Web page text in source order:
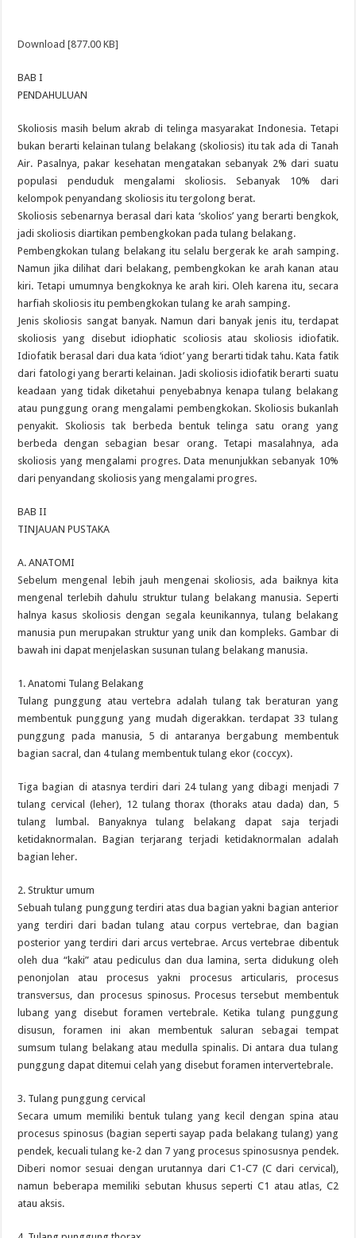
Download [877.00 KB]
BAB I
PENDAHULUAN
Skoliosis masih belum akrab di telinga masyarakat Indonesia. Tetapi
bukan berarti kelainan tulang belakang (skoliosis) itu tak ada di Tanah
Air. Pasalnya, pakar kesehatan mengatakan sebanyak 2% dari suatu
populasi penduduk mengalami skoliosis. Sebanyak 10% dari
kelompok penyandang skoliosis itu tergolong berat.
Skoliosis sebenarnya berasal dari kata ‘skolios’ yang berarti bengkok,
jadi skoliosis diartikan pembengkokan pada tulang belakang.
Pembengkokan tulang belakang itu selalu bergerak ke arah samping.
Namun jika dilihat dari belakang, pembengkokan ke arah kanan atau
kiri. Tetapi umumnya bengkoknya ke arah kiri. Oleh karena itu, secara
harfiah skoliosis itu pembengkokan tulang ke arah samping.
Jenis skoliosis sangat banyak. Namun dari banyak jenis itu, terdapat
skoliosis yang disebut idiophatic scoliosis atau skoliosis idiofatik.
Idiofatik berasal dari dua kata ‘idiot’ yang berarti tidak tahu. Kata fatik
dari fatologi yang berarti kelainan. Jadi skoliosis idiofatik berarti suatu
keadaan yang tidak diketahui penyebabnya kenapa tulang belakang
atau punggung orang mengalami pembengkokan. Skoliosis bukanlah
penyakit. Skoliosis tak berbeda bentuk telinga satu orang yang
berbeda dengan sebagian besar orang. Tetapi masalahnya, ada
skoliosis yang mengalami progres. Data menunjukkan sebanyak 10%
dari penyandang skoliosis yang mengalami progres.
BAB II
TINJAUAN PUSTAKA
A. ANATOMI
Sebelum mengenal lebih jauh mengenai skoliosis, ada baiknya kita
mengenal terlebih dahulu struktur tulang belakang manusia. Seperti
halnya kasus skoliosis dengan segala keunikannya, tulang belakang
manusia pun merupakan struktur yang unik dan kompleks. Gambar di
bawah ini dapat menjelaskan susunan tulang belakang manusia.
1. Anatomi Tulang Belakang
Tulang punggung atau vertebra adalah tulang tak beraturan yang
membentuk punggung yang mudah digerakkan. terdapat 33 tulang
punggung pada manusia, 5 di antaranya bergabung membentuk
bagian sacral, dan 4 tulang membentuk tulang ekor (coccyx).
Tiga bagian di atasnya terdiri dari 24 tulang yang dibagi menjadi 7
tulang cervical (leher), 12 tulang thorax (thoraks atau dada) dan, 5
tulang lumbal. Banyaknya tulang belakang dapat saja terjadi
ketidaknormalan. Bagian terjarang terjadi ketidaknormalan adalah
bagian leher.
2. Struktur umum
Sebuah tulang punggung terdiri atas dua bagian yakni bagian anterior
yang terdiri dari badan tulang atau corpus vertebrae, dan bagian
posterior yang terdiri dari arcus vertebrae. Arcus vertebrae dibentuk
oleh dua “kaki” atau pediculus dan dua lamina, serta didukung oleh
penonjolan atau procesus yakni procesus articularis, procesus
transversus, dan procesus spinosus. Procesus tersebut membentuk
lubang yang disebut foramen vertebrale. Ketika tulang punggung
disusun, foramen ini akan membentuk saluran sebagai tempat
sumsum tulang belakang atau medulla spinalis. Di antara dua tulang
punggung dapat ditemui celah yang disebut foramen intervertebrale.
3. Tulang punggung cervical
Secara umum memiliki bentuk tulang yang kecil dengan spina atau
procesus spinosus (bagian seperti sayap pada belakang tulang) yang
pendek, kecuali tulang ke-2 dan 7 yang procesus spinosusnya pendek.
Diberi nomor sesuai dengan urutannya dari C1-C7 (C dari cervical),
namun beberapa memiliki sebutan khusus seperti C1 atau atlas, C2
atau aksis.